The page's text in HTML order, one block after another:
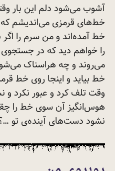
آشوب می‌شود دلم این بار
خط‌های قرمزی می‌اندیشم
خط آمده‌اند و من سرم را
را خواهم دید که در
می‌روند و چه هراسناک
خط بیاید و اینجا روی خط
وقت تلف کرد و عبور نکرد
هوس‌انگیز آن سوی خط را
نشود دست‌های آینده‌ی تو